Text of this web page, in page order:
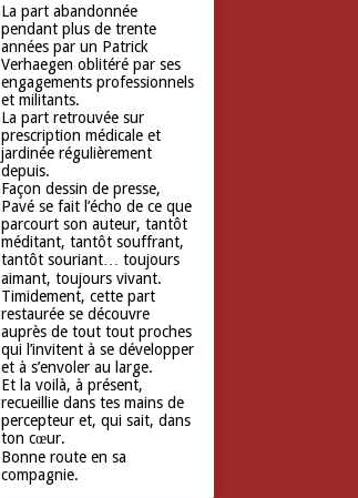
La part abandonnée
pendant plus de trente
années par un Patrick
Verhaegen oblitéré par ses
engagements professionnels
et militants.
La part retrouvée sur
prescription médicale et
jardinée régulièrement
depuis.
Façon dessin de presse,
Pavé se fait l’écho de ce que
parcourt son auteur, tantôt
méditant, tantôt souffrant,
tantôt souriant… toujours
aimant, toujours vivant.
Timidement, cette part
restaurée se découvre
auprès de tout tout proches
qui l’invitent à se développer
et à s’envoler au large.
Et la voilà, à présent,
recueillie dans tes mains de
percepteur et, qui sait, dans
ton cœur.
Bonne route en sa
compagnie.